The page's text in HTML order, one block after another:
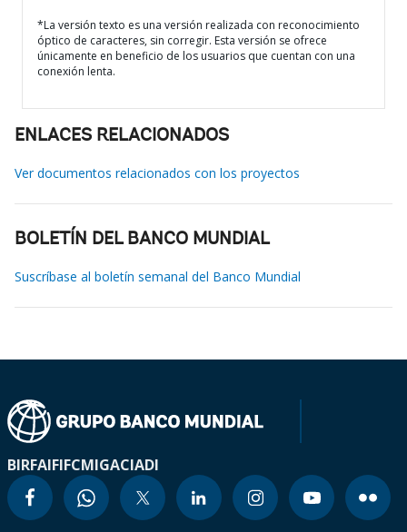
*La versión texto es una versión realizada con reconocimiento
óptico de caracteres, sin corregir. Esta versión se ofrece
únicamente en beneficio de los usuarios que cuentan con una
conexión lenta.
ENLACES RELACIONADOS
Ver documentos relacionados con los proyectos
BOLETÍN DEL BANCO MUNDIAL
Suscríbase al boletín semanal del Banco Mundial
BIRFAIFIFCMIGACIADI